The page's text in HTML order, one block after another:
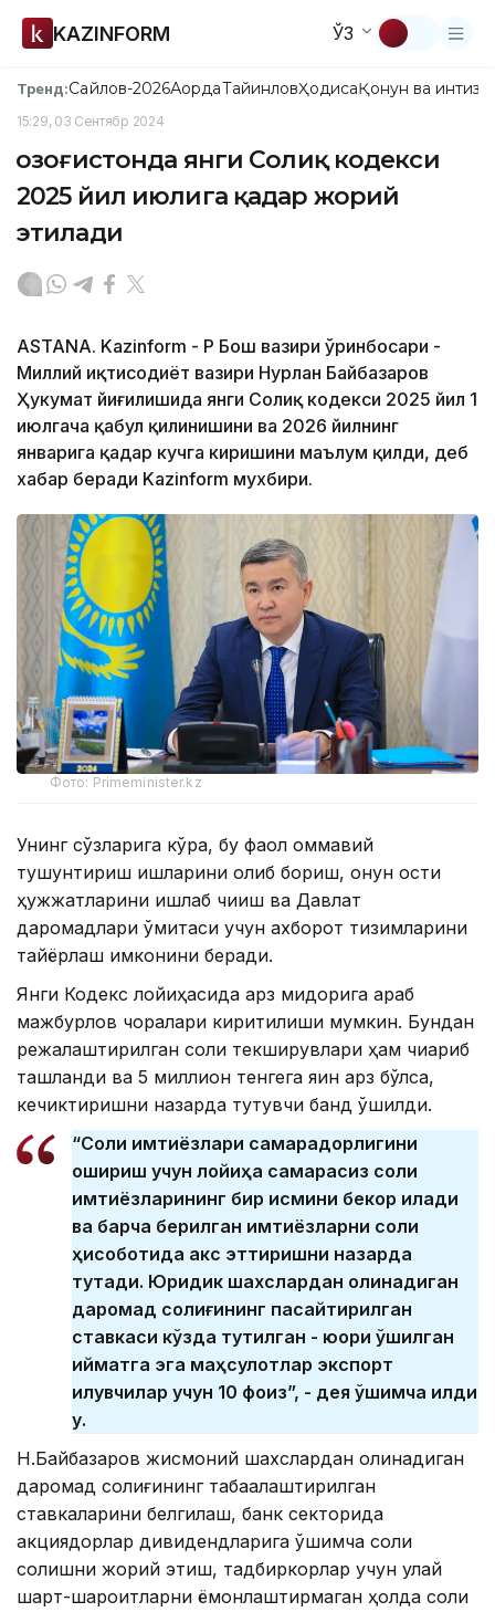
KAZINFORM ЎЗ
Тренд:Сайлов-2026АқордаТайинловҲодисаҚонун ва
15:29, 03 Сентябр 2024
Қозоғистонда янги Солиқ кодекси
2025 йил июлига қадар жорий
этилади
ASTANA. Kazinform - ҚР Бош вазири ўринбосари -
Миллий иқтисодиёт вазири Нурлан Байбазаров
Ҳукумат йиғилишида янги Солиқ кодекси 2025 йил 1
июлгача қабул қилинишини ва 2026 йилнинг
январига қадар кучга киришини маълум қилди, деб
хабар беради Kazinform мухбири.
Фото: Primeminister.kz
Унинг сўзларига кўра, бу фаол оммавий
тушунтириш ишларини олиб бориш, қонун ости
ҳужжатларини ишлаб чиқиш ва Давлат
даромадлари қўмитаси учун ахборот тизимларини
тайёрлаш имконини беради.
Янги Кодекс лойиҳасида қарз миқдорига қараб
мажбурлов чоралари киритилиши мумкин. Бундан
режалаштирилган солиқ текширувлари ҳам чиқариб
ташланди ва 5 миллион тенгега яқин қарз бўлса,
кечиктиришни назарда тутувчи банд қўшилди.
“Солиқ имтиёзлари самарадорлигини
ошириш учун лойиҳа самарасиз солиқ
имтиёзларининг бир қисмини бекор қилади
ва барча берилган имтиёзларни солиқ
ҳисоботида акс эттиришни назарда
тутади. Юридик шахслардан олинадиган
даромад солиғининг пасайтирилган
ставкаси кўзда тутилган - юқори қўшилган
қийматга эга маҳсулотлар экспорт
қилувчилар учун 10 фоиз”, - дея қўшимча қилди
у.
Н.Байбазаров жисмоний шахслардан олинадиган
даромад солиғининг табақалаштирилган
ставкаларини белгилаш, банк секторида
акциядорлар дивидендларига қўшимча солиқ
солишни жорий этиш, тадбиркорлар учун қулай
шарт-шароитларни ёмонлаштирмаган ҳолда солиқ